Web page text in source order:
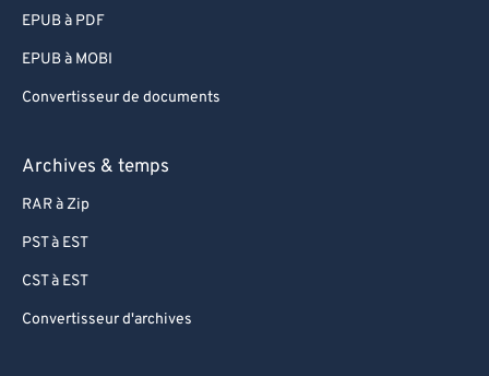
EPUB à PDF
EPUB à MOBI
Convertisseur de documents
Archives & temps
RAR à Zip
PST à EST
CST à EST
Convertisseur d'archives